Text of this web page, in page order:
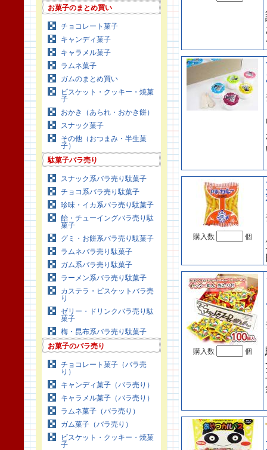
お菓子のまとめ買い
チョコレート菓子
キャンディ菓子
キャラメル菓子
ラムネ菓子
ガムのまとめ買い
ビスケット・クッキー・焼菓
子
おかき（あられ・おかき餅）
スナック菓子
その他（おつまみ・半生菓
子）
駄菓子バラ売り
スナック系バラ売り駄菓子
チョコ系バラ売り駄菓子
珍味・イカ系バラ売り駄菓子
飴・チューイングバラ売り駄
菓子
グミ・お餅系バラ売り駄菓子
ラムネバラ売り駄菓子
ガム系バラ売り駄菓子
ラーメン系バラ売り駄菓子
カステラ・ビスケットバラ売
り
ゼリー・ドリンクバラ売り駄
菓子
梅・昆布系バラ売り駄菓子
お菓子のバラ売り
チョコレート菓子（バラ売
り）
キャンディ菓子（バラ売り）
キャラメル菓子（バラ売り）
ラムネ菓子（バラ売り）
ガム菓子（バラ売り）
ビスケット・クッキー・焼菓
子
購入数 個
購入数 個